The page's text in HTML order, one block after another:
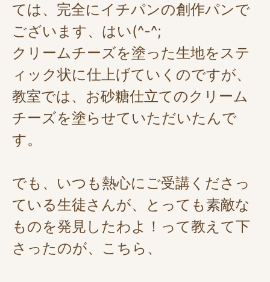
ては、完全にイチパンの創作パンで
ございます、はい(^-^;
クリームチーズを塗った生地をステ
ィック状に仕上げていくのですが、
教室では、お砂糖仕立てのクリーム
チーズを塗らせていただいたんで
す。
でも、いつも熱心にご受講くださっ
ている生徒さんが、とっても素敵な
ものを発見したわよ！って教えて下
さったのが、こちら、